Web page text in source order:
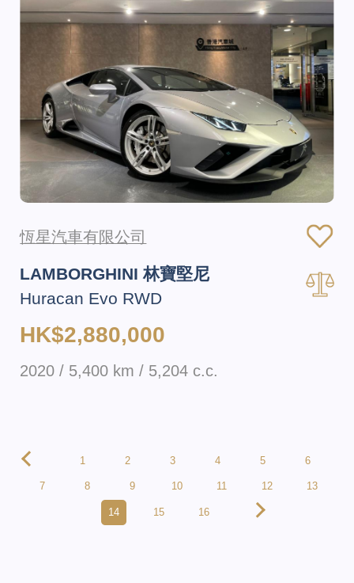
恆星汽車有限公司
LAMBORGHINI 林寶堅尼
Huracan Evo RWD
HK$2,880,000
2020 / 5,400 km / 5,204 c.c.
1 2 3 4 5 6
7 8 9 10 11 12 13
14 15 16